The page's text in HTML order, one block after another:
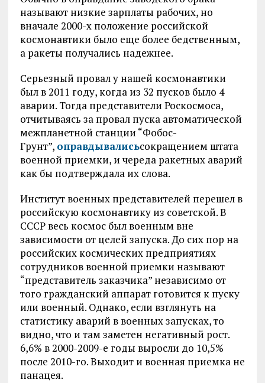
называют низкие зарплаты рабочих, но
вначале 2000-х положение российской
космонавтики было еще более бедственным,
а ракеты получались надежнее.
Серьезный провал у нашей космонавтики
был в 2011 году, когда из 32 пусков было 4
аварии. Тогда представители Роскосмоса,
отчитываясь за провал пуска автоматической
межпланетной станции “Фобос-
Грунт”, оправдывалисьсокращением штата
военной приемки, и череда ракетных аварий
как бы подтверждала их слова.
Институт военных представителей перешел в
российскую космонавтику из советской. В
СССР весь космос был военным вне
зависимости от целей запуска. До сих пор на
российских космических предприятиях
сотрудников военной приемки называют
“представитель заказчика” независимо от
того гражданский аппарат готовится к пуску
или военный. Однако, если взглянуть на
статистику аварий в военных запусках, то
видно, что и там заметен негативный рост.
6,6% в 2000-2009-е годы выросли до 10,5%
после 2010-го. Выходит и военная приемка не
панацея.